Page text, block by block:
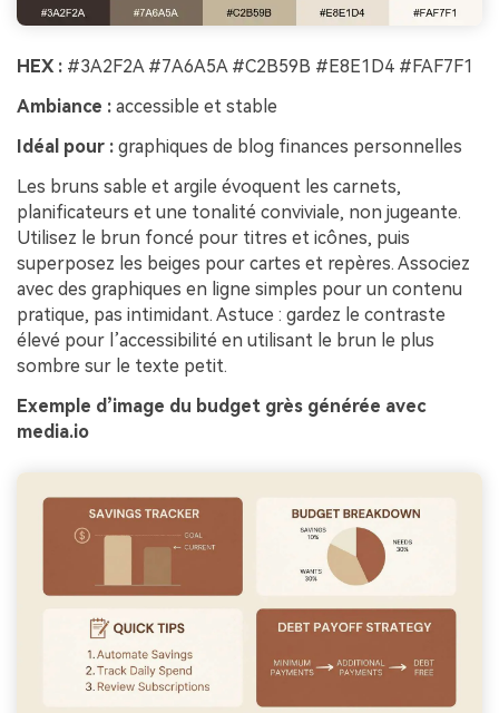
HEX : #3A2F2A #7A6A5A #C2B59B #E8E1D4 #FAF7F1
Ambiance : accessible et stable
Idéal pour : graphiques de blog finances personnelles
Les bruns sable et argile évoquent les carnets,
planificateurs et une tonalité conviviale, non jugeante.
Utilisez le brun foncé pour titres et icônes, puis
superposez les beiges pour cartes et repères. Associez
avec des graphiques en ligne simples pour un contenu
pratique, pas intimidant. Astuce : gardez le contraste
élevé pour l’accessibilité en utilisant le brun le plus
sombre sur le texte petit.
Exemple d’image du budget grès générée avec
media.io